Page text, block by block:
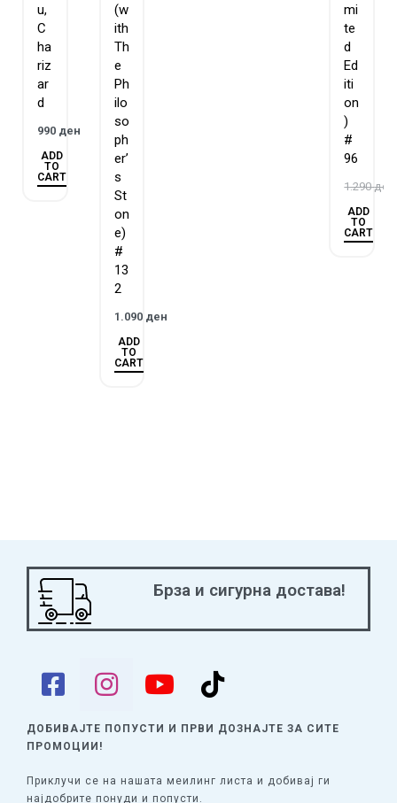
u,
C
ha
riz
ar
d
990 ден
ADD
TO
CART
(w
ith
Th
e
Ph
ilo
so
ph
er’
s
St
on
e)
#
13
2
1.090 ден
ADD
TO
CART
mi
te
d
Ed
iti
on
)
#
96
1.290ден
ADD
TO
CART
Брза и сигурна достава!
ДОБИВАЈТЕ ПОПУСТИ И ПРВИ ДОЗНАЈТЕ ЗА СИТЕ
ПРОМОЦИИ!
Приклучи се на нашата меилинг листа и добивај ги
најдобрите понуди и попусти.